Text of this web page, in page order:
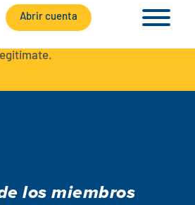
Abrir cuenta
using our official phone numbers. If
text message, or other
los miembros